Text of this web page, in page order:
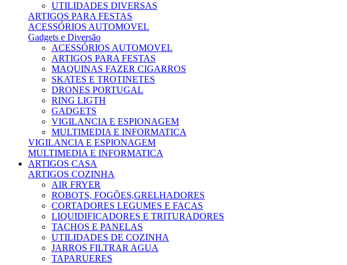
UTILIDADES DIVERSAS
ARTIGOS PARA FESTAS
ACESSÓRIOS AUTOMOVEL
Gadgets e Diversão
ACESSÓRIOS AUTOMOVEL
ARTIGOS PARA FESTAS
MAQUINAS FAZER CIGARROS
SKATES E TROTINETES
DRONES PORTUGAL
RING LIGTH
GADGETS
VIGILANCIA E ESPIONAGEM
MULTIMEDIA E INFORMATICA
VIGILANCIA E ESPIONAGEM
MULTIMEDIA E INFORMATICA
ARTIGOS CASA
ARTIGOS COZINHA
AIR FRYER
ROBOTS, FOGÕES,GRELHADORES
CORTADORES LEGUMES E FACAS
LIQUIDIFICADORES E TRITURADORES
TACHOS E PANELAS
UTILIDADES DE COZINHA
JARROS FILTRAR AGUA
TAPARUERES